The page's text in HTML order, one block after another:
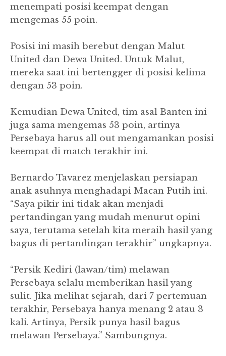
menempati posisi keempat dengan
mengemas 55 poin.
Posisi ini masih berebut dengan Malut
United dan Dewa United. Untuk Malut,
mereka saat ini bertengger di posisi kelima
dengan 53 poin.
Kemudian Dewa United, tim asal Banten ini
juga sama mengemas 53 poin, artinya
Persebaya harus all out mengamankan posisi
keempat di match terakhir ini.
Bernardo Tavarez menjelaskan persiapan
anak asuhnya menghadapi Macan Putih ini.
“Saya pikir ini tidak akan menjadi
pertandingan yang mudah menurut opini
saya, terutama setelah kita meraih hasil yang
bagus di pertandingan terakhir” ungkapnya.
“Persik Kediri (lawan/tim) melawan
Persebaya selalu memberikan hasil yang
sulit. Jika melihat sejarah, dari 7 pertemuan
terakhir, Persebaya hanya menang 2 atau 3
kali. Artinya, Persik punya hasil bagus
melawan Persebaya.” Sambungnya.